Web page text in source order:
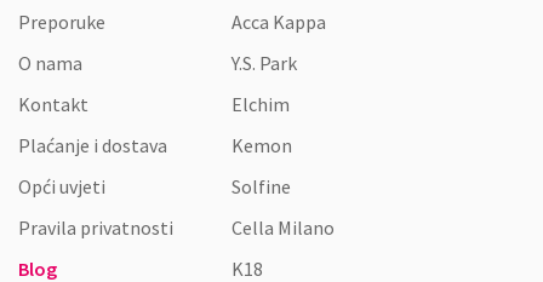
Preporuke
O nama
Kontakt
Plaćanje i dostava
Opći uvjeti
Pravila privatnosti
Blog
Acca Kappa
Y.S. Park
Elchim
Kemon
Solfine
Cella Milano
K18